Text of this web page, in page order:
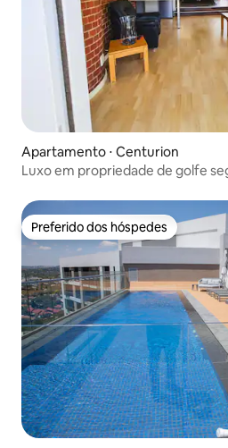
Apartamento ⋅ Centurion
Luxo em propriedade de golfe
Preferido dos hóspedes
Preferido dos hóspedes